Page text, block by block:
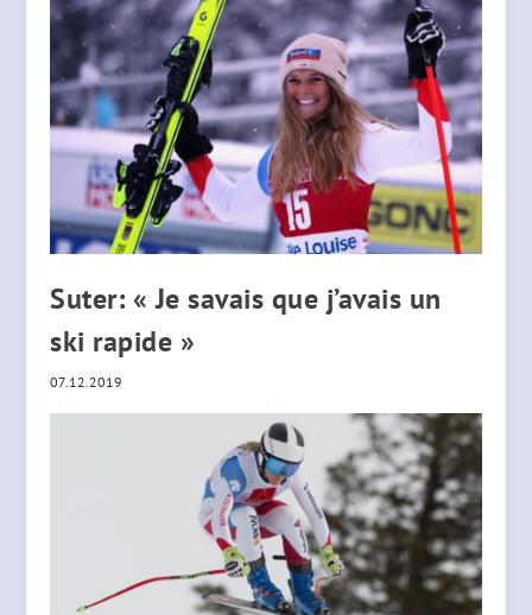
Suter: « Je savais que j’avais un
ski rapide »
07.12.2019